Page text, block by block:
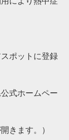
ポットに登録
式ホームペー
きます。）